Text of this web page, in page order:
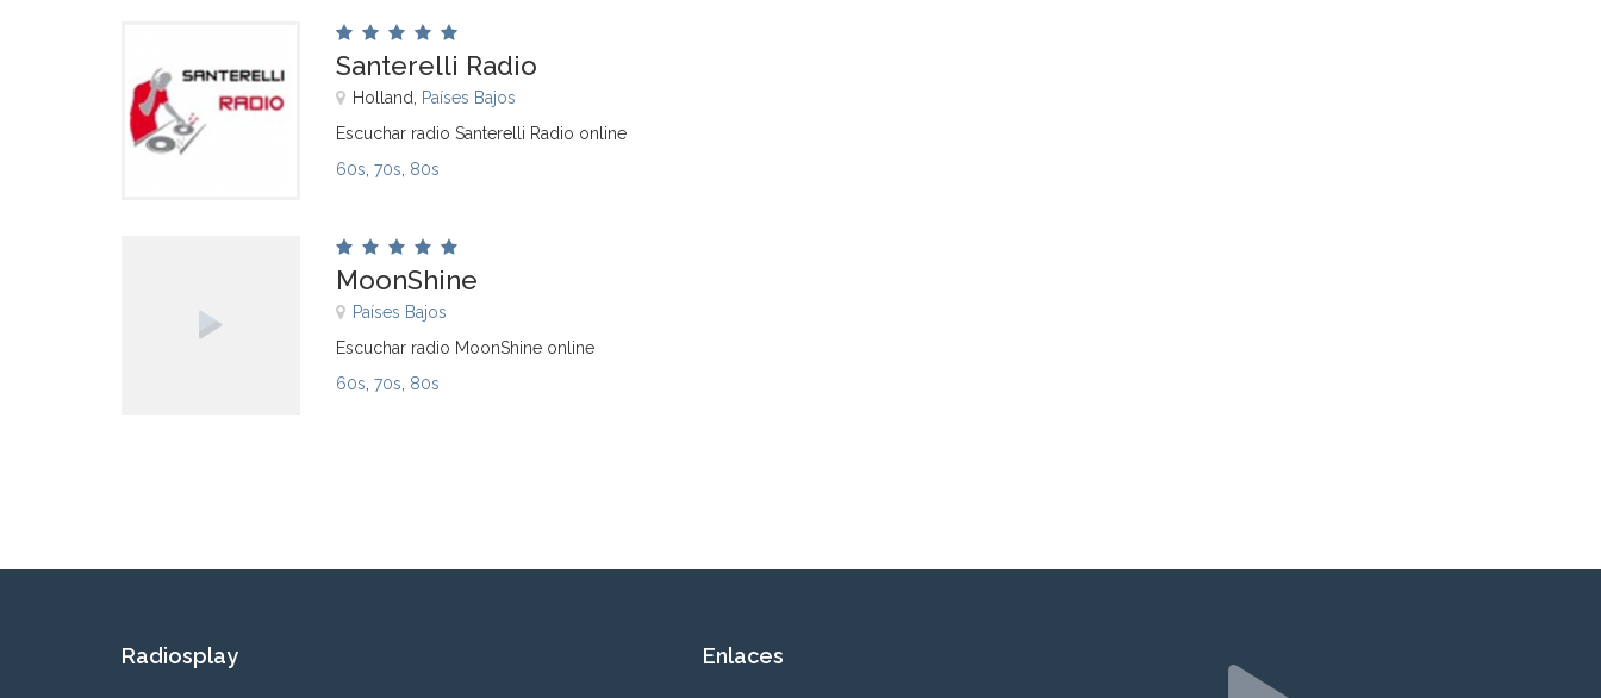
Santerelli Radio
Holland,
Países Bajos
Escuchar radio Santerelli Radio online
60s 70s 80s
MoonShine
Países Bajos
Escuchar radio MoonShine online
60s 70s 80s
Radiosplay Enlaces